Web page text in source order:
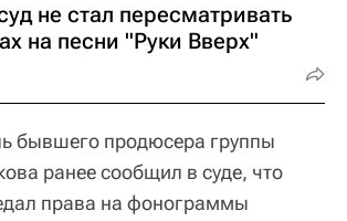
не стал пересматривать
на песни "Руки Вверх"
бывшего продюсера группы
ранее сообщил в суде, что
права на фонограммы